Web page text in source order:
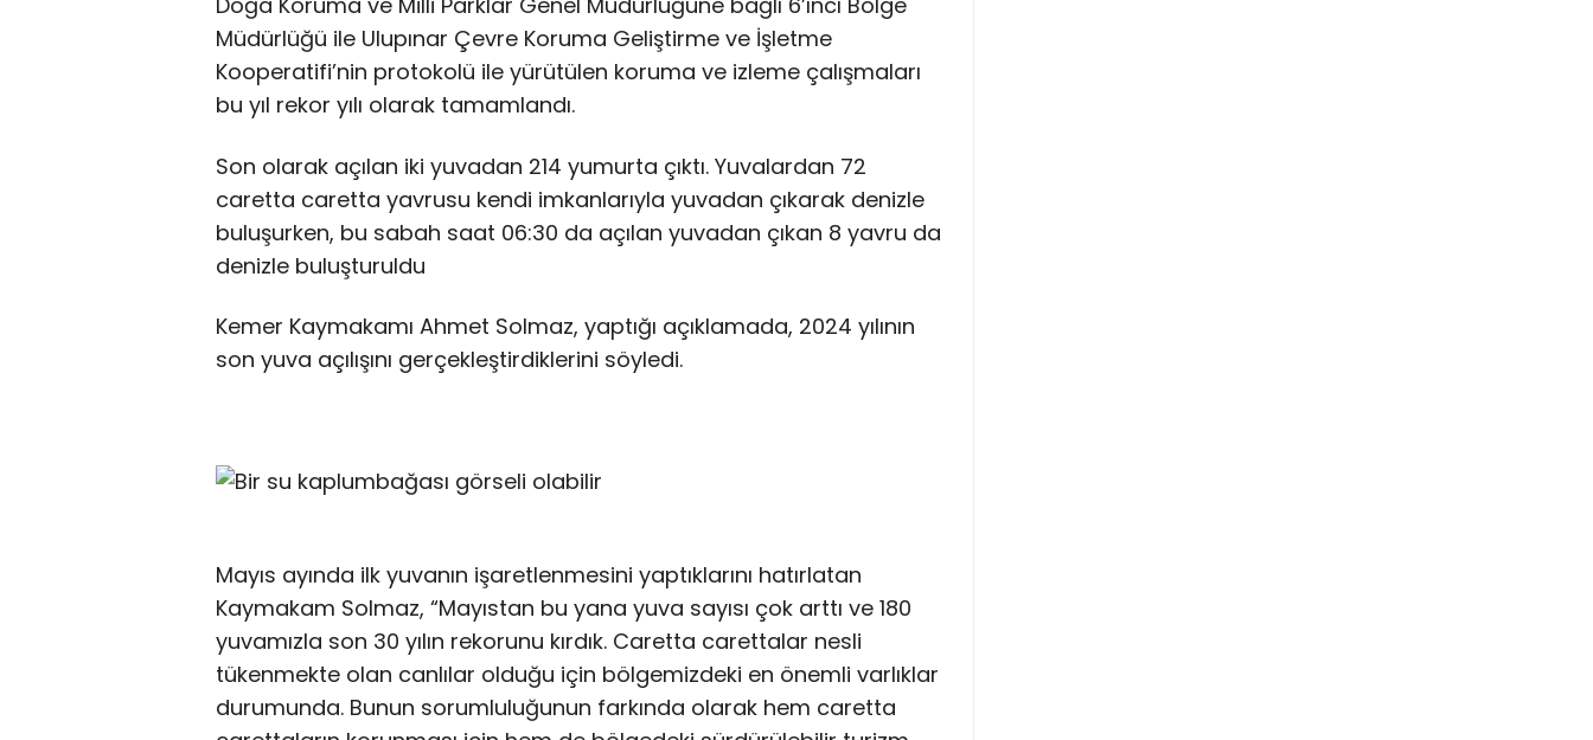
Müdürlüğü ile Ulupınar Çevre Koruma Geliştirme ve İşletme
Kooperatifi’nin protokolü ile yürütülen koruma ve izleme çalışmaları
bu yıl rekor yılı olarak tamamlandı.
Son olarak açılan iki yuvadan 214 yumurta çıktı. Yuvalardan 72
caretta caretta yavrusu kendi imkanlarıyla yuvadan çıkarak denizle
buluşurken, bu sabah saat 06:30 da açılan yuvadan çıkan 8 yavru da
denizle buluşturuldu
Kemer Kaymakamı Ahmet Solmaz, yaptığı açıklamada, 2024 yılının
son yuva açılışını gerçekleştirdiklerini söyledi.
Mayıs ayında ilk yuvanın işaretlenmesini yaptıklarını hatırlatan
Kaymakam Solmaz, “Mayıstan bu yana yuva sayısı çok arttı ve 180
yuvamızla son 30 yılın rekorunu kırdık. Caretta carettalar nesli
tükenmekte olan canlılar olduğu için bölgemizdeki en önemli varlıklar
durumunda. Bunun sorumluluğunun farkında olarak hem caretta